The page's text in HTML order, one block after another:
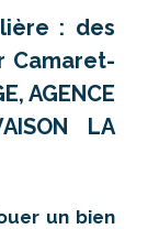
: des
Camaret-
AGENCE
LA
un bien